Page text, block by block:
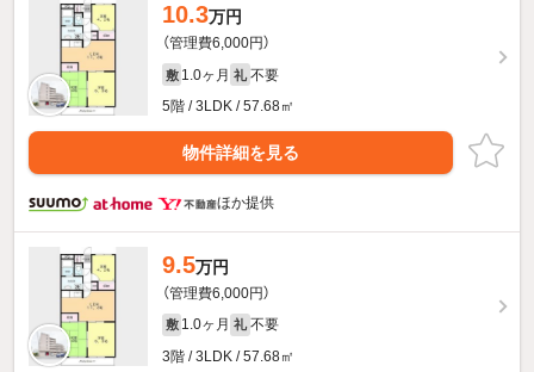
10.3万円
（管理費6,000円）
敷 1.0ヶ月 礼 不要
5階 / 3LDK / 57.68㎡
物件詳細を見る
ほか提供
9.5万円
（管理費6,000円）
敷 1.0ヶ月 礼 不要
3階 / 3LDK / 57.68㎡